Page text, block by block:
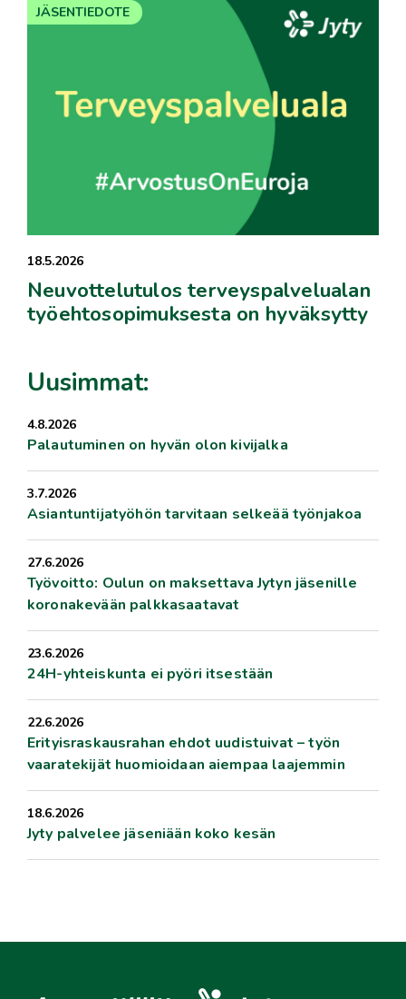
18.5.2026
Neuvottelutulos terveyspalvelualan
työehtosopimuksesta on hyväksytty
JÄSENTIEDOTE
Uusimmat:
4.8.2026
Palautuminen on hyvän olon kivijalka
3.7.2026
Asiantuntijatyöhön tarvitaan selkeää työnjakoa
27.6.2026
Työvoitto: Oulun on maksettava Jytyn jäsenille
koronakevään palkkasaatavat
23.6.2026
24H-yhteiskunta ei pyöri itsestään
22.6.2026
Erityisraskausrahan ehdot uudistuivat – työn
vaaratekijät huomioidaan aiempaa laajemmin
18.6.2026
Jyty palvelee jäseniään koko kesän